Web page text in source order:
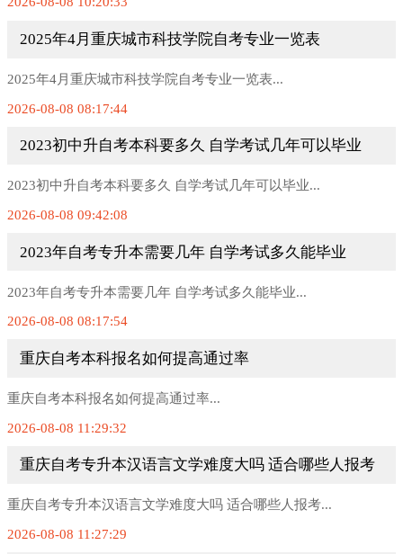
2025年4月重庆城市科技学院自考专业一览表
2025年4月重庆城市科技学院自考专业一览表...
2026-08-08 08:17:44
2023初中升自考本科要多久 自学考试几年可以毕业
2023初中升自考本科要多久 自学考试几年可以毕业...
2026-08-08 09:42:08
2023年自考专升本需要几年 自学考试多久能毕业
2023年自考专升本需要几年 自学考试多久能毕业...
2026-08-08 08:17:54
重庆自考本科报名如何提高通过率
重庆自考本科报名如何提高通过率...
2026-08-08 11:29:32
重庆自考专升本汉语言文学难度大吗 适合哪些人报考
重庆自考专升本汉语言文学难度大吗 适合哪些人报考...
2026-08-08 11:27:29